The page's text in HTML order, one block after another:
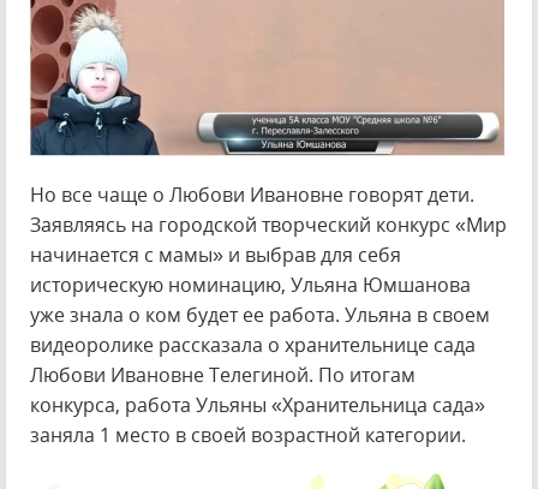
Но все чаще о Любови Ивановне говорят дети.
Заявляясь на городской творческий конкурс «Мир
начинается с мамы» и выбрав для себя
историческую номинацию, Ульяна Юмшанова
уже знала о ком будет ее работа. Ульяна в своем
видеоролике рассказала о хранительнице сада
Любови Ивановне Телегиной. По итогам
конкурса, работа Ульяны «Хранительница сада»
заняла 1 место в своей возрастной категории.